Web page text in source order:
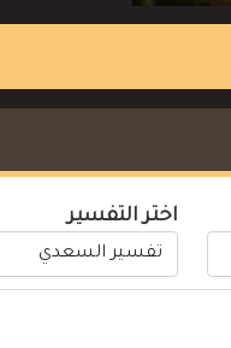
اختر التفسير